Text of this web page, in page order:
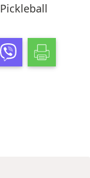
Pickleball